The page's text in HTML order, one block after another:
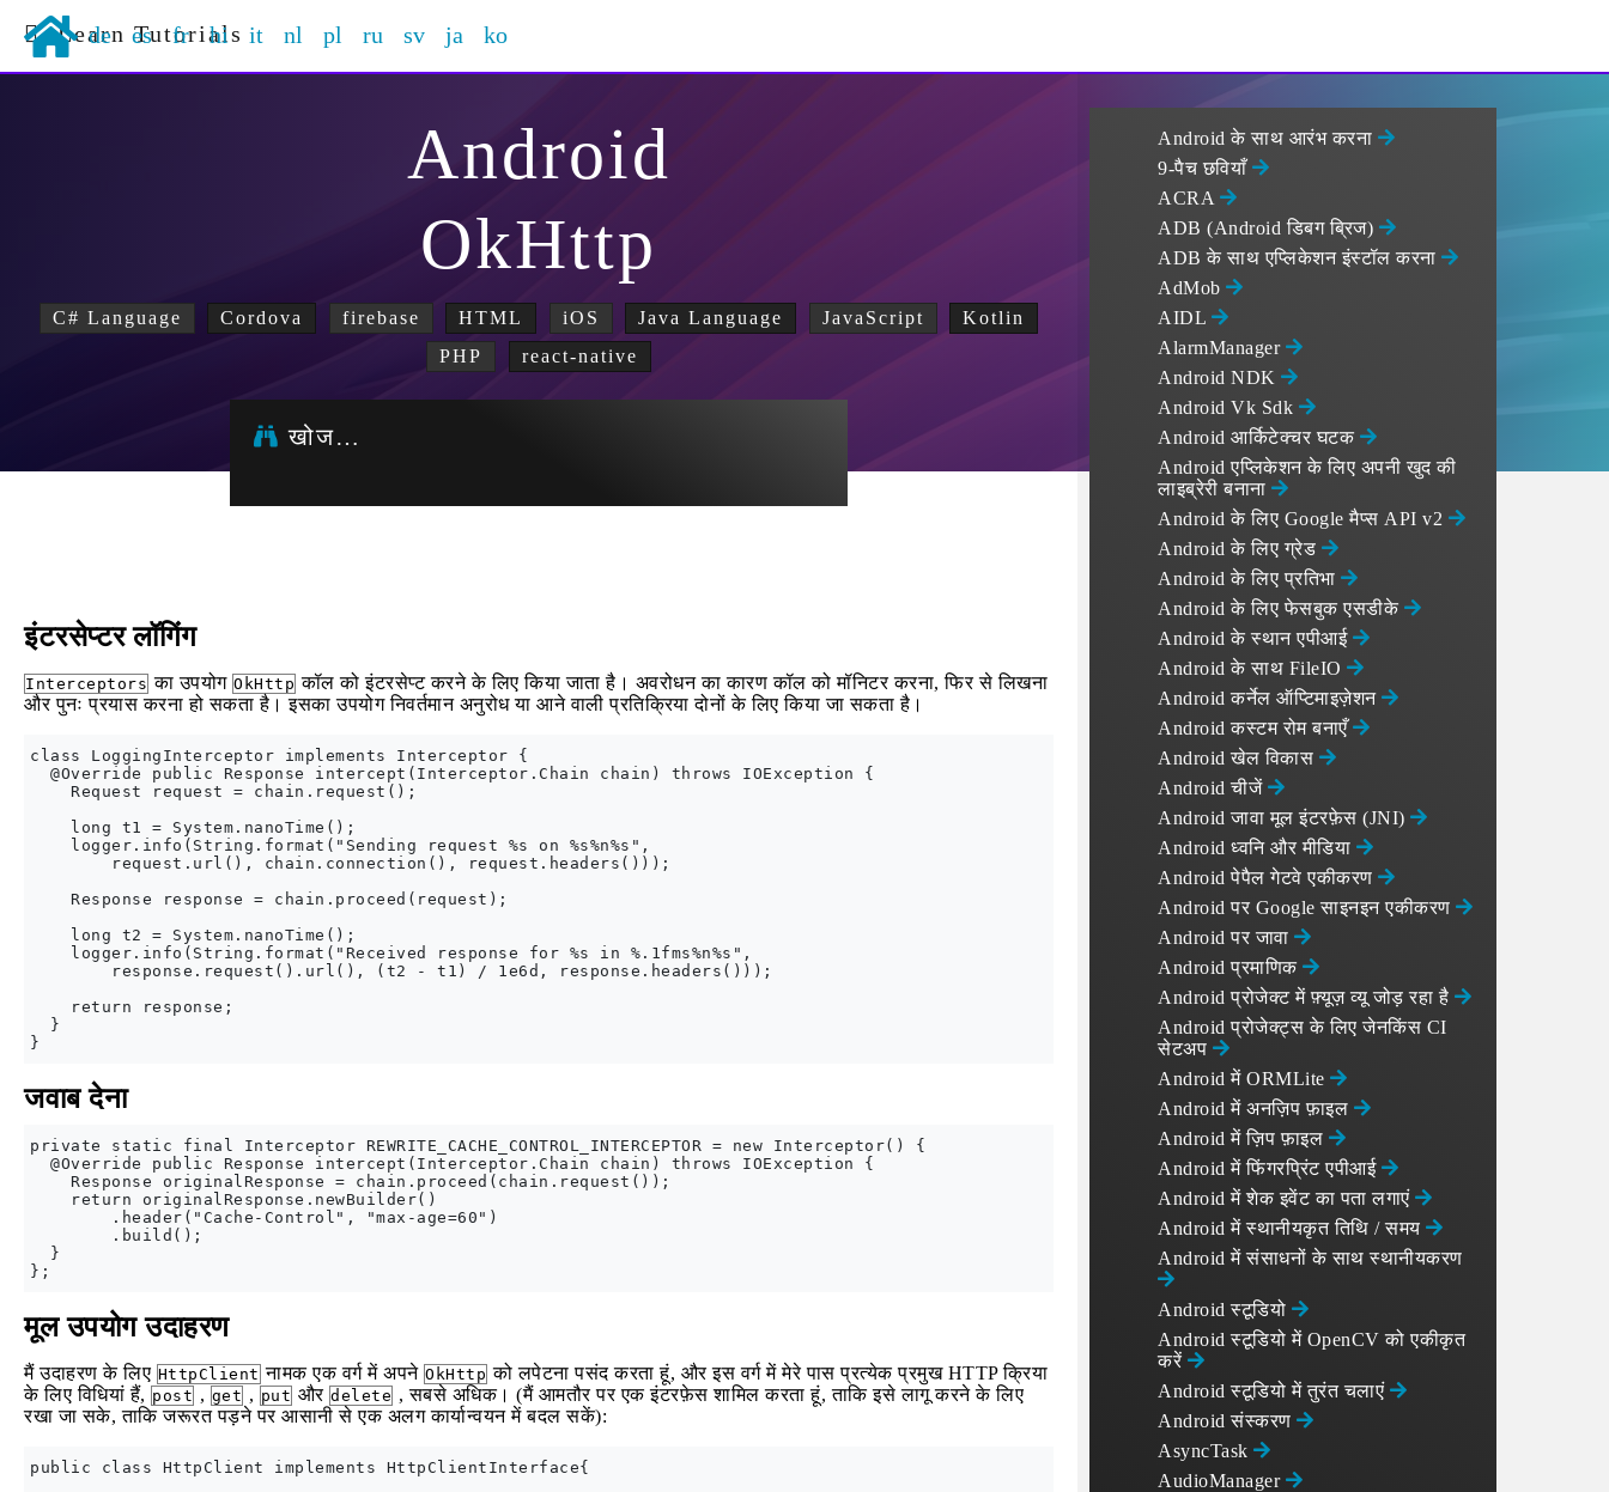
Learn Tutorials
de es fr hi it nl pl ru sv ja ko
Android
OkHttp
C# Language Cordova firebase HTML iOS Java Language JavaScript
Kotlin
PHP
react-native
खोज…
इंटरसेप्टर लॉगिंग
Interceptors का उपयोग OkHttp कॉल को इंटरसेप्ट करने के लिए किया जाता है। अवरोधन का कारण कॉल को मॉनिटर करना, फिर से लिखना
और पुनः प्रयास करना हो सकता है। इसका उपयोग निवर्तमान अनुरोध या आने वाली प्रतिक्रिया दोनों के लिए किया जा सकता है।
class LoggingInterceptor implements Interceptor {
  @Override public Response intercept(Interceptor.Chain chain) throws IOException {
    Request request = chain.request();
    long t1 = System.nanoTime();
    logger.info(String.format("Sending request %s on %s%n%s",
        request.url(), chain.connection(), request.headers()));
    Response response = chain.proceed(request);
    long t2 = System.nanoTime();
    logger.info(String.format("Received response for %s in %.1fms%n%s",
        response.request().url(), (t2 - t1) / 1e6d, response.headers()));
    return response;
  }
जवाब देना
private static final Interceptor REWRITE_CACHE_CONTROL_INTERCEPTOR = new Interceptor() {
  @Override public Response intercept(Interceptor.Chain chain) throws IOException {
    Response originalResponse = chain.proceed(chain.request());
    return originalResponse.newBuilder()
        .header("Cache-Control", "max-age=60")
        .build();
  }
मूल उपयोग उदाहरण
मैं उदाहरण के लिए HttpClient नामक एक वर्ग में अपने OkHttp को लपेटना पसंद करता हूं, और इस वर्ग में मेरे पास प्रत्येक प्रमुख HTTP क्रिया
के लिए विधियां हैं, post , get , put और delete , सबसे अधिक। (मैं आमतौर पर एक इंटरफ़ेस शामिल करता हूं, ताकि इसे लागू करने के लिए
रखा जा सके, ताकि जरूरत पड़ने पर आसानी से एक अलग कार्यान्वयन में बदल सकें):
public class HttpClient implements HttpClientInterface{
Android के साथ आरंभ करना
9-पैच छवियाँ
ACRA
ADB (Android डिबग ब्रिज)
ADB के साथ एप्लिकेशन इंस्टॉल करना
AdMob
AIDL
AlarmManager
Android NDK
Android Vk Sdk
Android आर्किटेक्चर घटक
Android एप्लिकेशन के लिए अपनी खुद की
लाइब्रेरी बनाना
Android के लिए Google मैप्स API v2
Android के लिए ग्रेड
Android के लिए प्रतिभा
Android के लिए फेसबुक एसडीके
Android के स्थान एपीआई
Android के साथ FileIO
Android कर्नेल ऑप्टिमाइज़ेशन
Android कस्टम रोम बनाएँ
Android खेल विकास
Android चीजें
Android जावा मूल इंटरफ़ेस (JNI)
Android ध्वनि और मीडिया
Android पेपैल गेटवे एकीकरण
Android पर Google साइनइन एकीकरण
Android पर जावा
Android प्रमाणिक
Android प्रोजेक्ट में फ़्यूज़ व्यू जोड़ रहा है
Android प्रोजेक्ट्स के लिए जेनकिंस CI
सेटअप
Android में ORMLite
Android में अनज़िप फ़ाइल
Android में ज़िप फ़ाइल
Android में फिंगरप्रिंट एपीआई
Android में शेक इवेंट का पता लगाएं
Android में स्थानीयकृत तिथि / समय
Android में संसाधनों के साथ स्थानीयकरण
Android स्टूडियो
Android स्टूडियो में OpenCV को एकीकृत
करें
Android स्टूडियो में तुरंत चलाएं
Android संस्करण
AsyncTask
AudioManager